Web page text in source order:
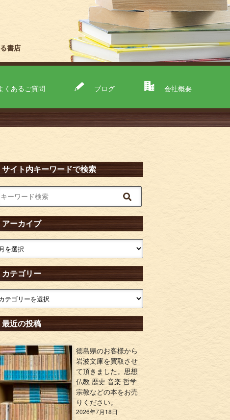
書店
くあるご質問 ブログ 会社概要
サイト内キーワードで検索
アーカイブ
カテゴリー
最近の投稿
徳島県のお客様から
岩波文庫を買取させ
て頂きました。思想
仏教 歴史 音楽 哲学
宗教などの本をお売
りください。
2026年7月18日